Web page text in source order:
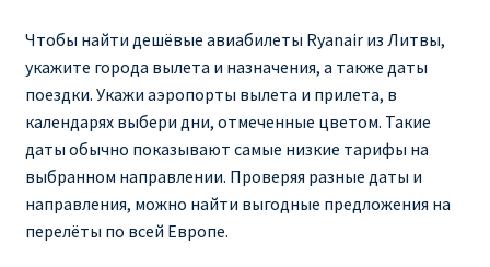
Барселона
БИЛЕТЫ RYANAIR | ПОИСК ЛУЧШЕЙ ЦЕНЫ |
БРОНИРОВАНИЕ
БИЛЕТЫ RYANAIR НА ЗАВТРА КУПИТЬ ОНЛАЙН
Чтобы найти дешёвые авиабилеты Ryanair из Литвы,
укажите города вылета и назначения, а также даты
поездки. Укажи аэропорты вылета и прилета, в
календарях выбери дни, отмеченные цветом. Такие
даты обычно показывают самые низкие тарифы на
выбранном направлении. Проверяя разные даты и
направления, можно найти выгодные предложения на
перелёты по всей Европе.